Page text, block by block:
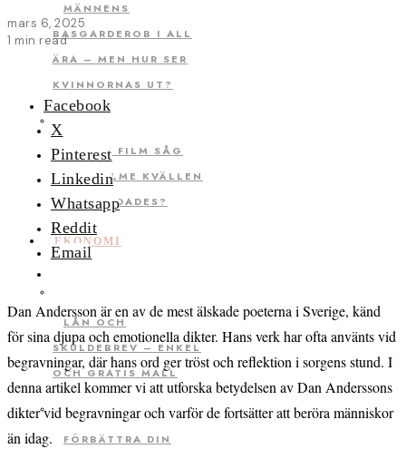
MÄNNENS
BASGARDEROB I ALL
ÄRA – MEN HUR SER
KVINNORNAS UT?
VILKEN FILM SÅG
OLOF PALME KVÄLLEN
HAN MÖRDADES?
EKONOMI
LÅN OCH
SKULDEBREV – ENKEL
OCH GRATIS MALL
FÖRBÄTTRA DIN
mars 6, 2025
1 min read
Facebook
X
Pinterest
Linkedin
Whatsapp
Reddit
Email
Dan Andersson är en av de mest älskade poeterna i Sverige, känd
för sina djupa och emotionella dikter. Hans verk har ofta använts vid
begravningar, där hans ord ger tröst och reflektion i sorgens stund. I
denna artikel kommer vi att utforska betydelsen av Dan Anderssons
dikter vid begravningar och varför de fortsätter att beröra människor
än idag.